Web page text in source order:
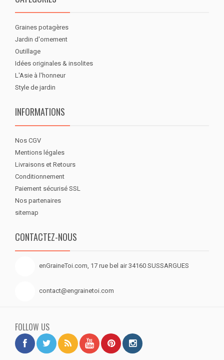
Graines potagères
Jardin d'ornement
Outillage
Idées originales & insolites
L'Asie à l'honneur
Style de jardin
INFORMATIONS
Nos CGV
Mentions légales
Livraisons et Retours
Conditionnement
Paiement sécurisé SSL
Nos partenaires
sitemap
CONTACTEZ-NOUS
enGraineToi.com, 17 rue bel air 34160 SUSSARGUES
contact@engrainetoi.com
FOLLOW US